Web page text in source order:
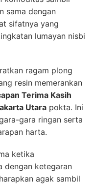
sama dengan
sifatnya yang
lumayan nisbi
ragam plong
resin memerankan
Terima Kasih
Utara pokta. Ini
gara ringan serta
harta.
ketika
dengan ketegaran
agak sambil